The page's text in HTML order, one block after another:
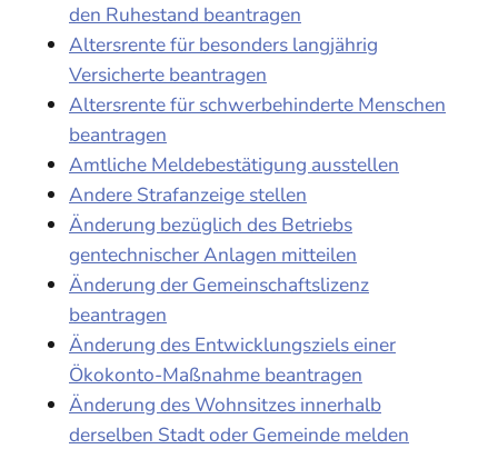
den Ruhestand beantragen
Altersrente für besonders langjährig
Versicherte beantragen
Altersrente für schwerbehinderte Menschen
beantragen
Amtliche Meldebestätigung ausstellen
Andere Strafanzeige stellen
Änderung bezüglich des Betriebs
gentechnischer Anlagen mitteilen
Änderung der Gemeinschaftslizenz
beantragen
Änderung des Entwicklungsziels einer
Ökokonto-Maßnahme beantragen
Änderung des Wohnsitzes innerhalb
derselben Stadt oder Gemeinde melden